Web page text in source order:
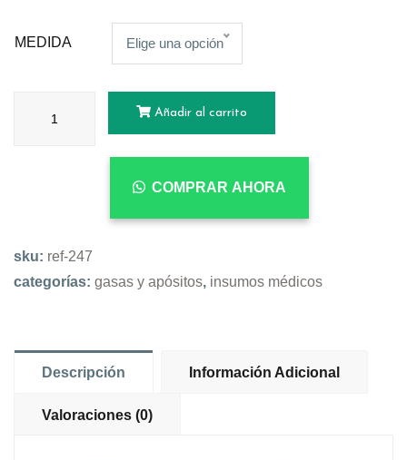
MEDIDA Elige una opción
Añadir al carrito
COMPRAR AHORA
sku: ref-247
categorías: gasas y apósitos, insumos médicos
Descripción Información Adicional
Valoraciones (0)